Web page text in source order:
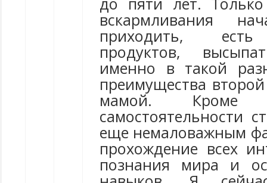
вскармливания
приходить,
продуктов,
именно в такой
преимущества
мамой. Кроме
самостоятельности
еще немаловажным
прохождение всех
познания мира и